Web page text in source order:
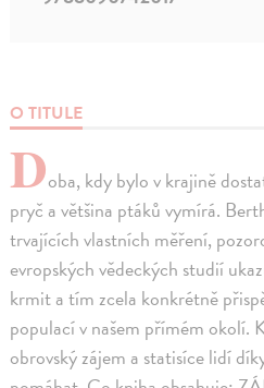
O TITULE
Doba, kdy bylo v krajině
pryč a většina ptáků vymírá.
trvajících vlastních měření,
evropských vědeckých studií
krmit a tím zcela konkrétně
populací v našem přímém okolí.
obrovský zájem a statisíce lidí